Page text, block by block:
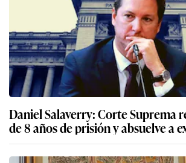
Daniel Salaverry: Corte Suprema
de 8 años de prisión y absuelve a